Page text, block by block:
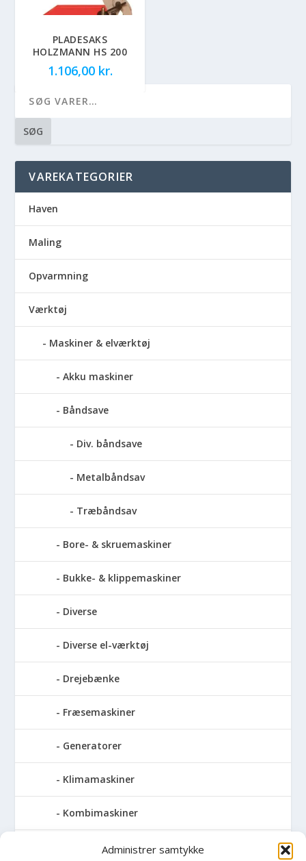
Administrer samtykke
PLADESAKS
HOLZMANN HS 200
1.106,00 kr.
SØG
VAREKATEGORIER
Haven
Maling
Opvarmning
Værktøj
Maskiner & elværktøj
Akku maskiner
Båndsave
Div. båndsave
Metalbåndsav
Træbåndsav
Bore- & skruemaskiner
Bukke- & klippemaskiner
Diverse
Diverse el-værktøj
Drejebænke
Fræsemaskiner
Generatorer
Klimamaskiner
Kombimaskiner
Kompressor